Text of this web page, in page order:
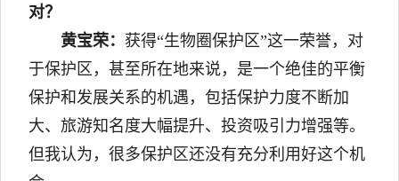
对？
黄宝荣： 获得“生物圈保护区”这一荣誉，对
于保护区，甚至所在地来说，是一个绝佳的平衡
保护和发展关系的机遇，包括保护力度不断加
大、旅游知名度大幅提升、投资吸引力增强等。
但我认为，很多保护区还没有充分利用好这个机